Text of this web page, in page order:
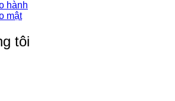
hành
mật
tôi